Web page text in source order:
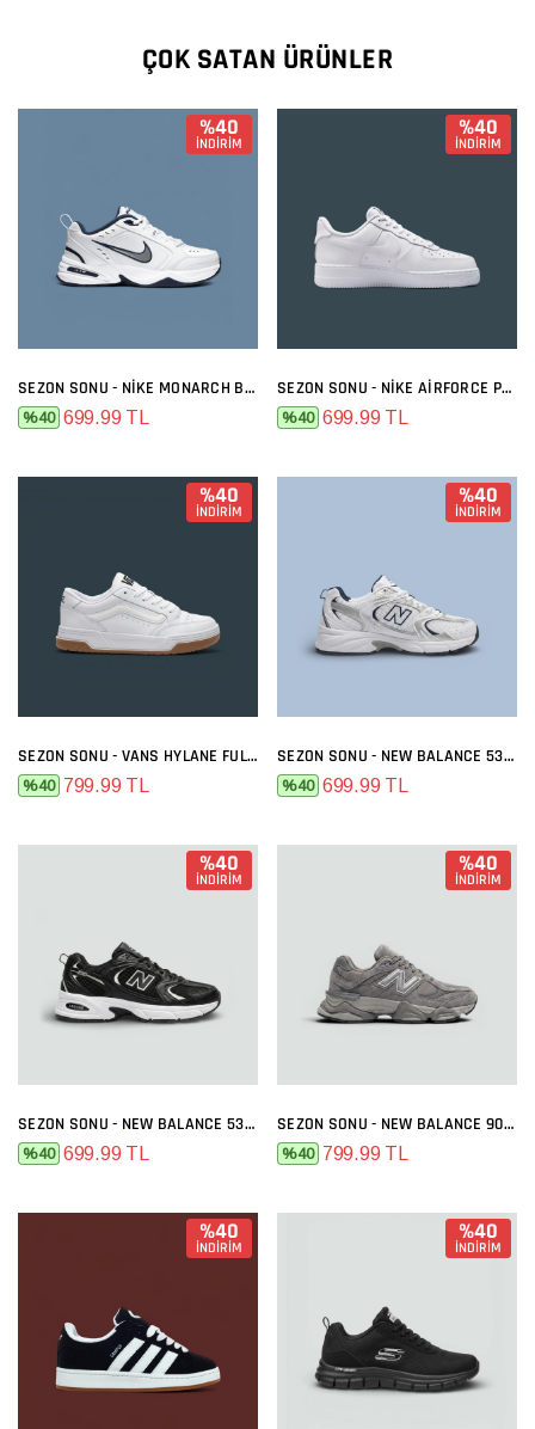
ÇOK SATAN ÜRÜNLER
%40
İNDİRİM
SEZON SONU - NIKE MONARCH BEYAZ SIYAH
%40 699.99 TL
%40
İNDİRİM
SEZON SONU - NIKE AIRFORCE PREMIUM FULL BEYAZ
%40 699.99 TL
%40
İNDİRİM
SEZON SONU - VANS HYLANE FULL BEYAZ
%40 799.99 TL
%40
İNDİRİM
SEZON SONU - NEW BALANCE 530 BEYAZ LACI
%40 699.99 TL
%40
İNDİRİM
SEZON SONU - NEW BALANCE 530 SIYAH BEYAZ
%40 699.99 TL
%40
İNDİRİM
SEZON SONU - NEW BALANCE 9060 GRI FÜME
%40 799.99 TL
%40
İNDİRİM
%40
İNDİRİM